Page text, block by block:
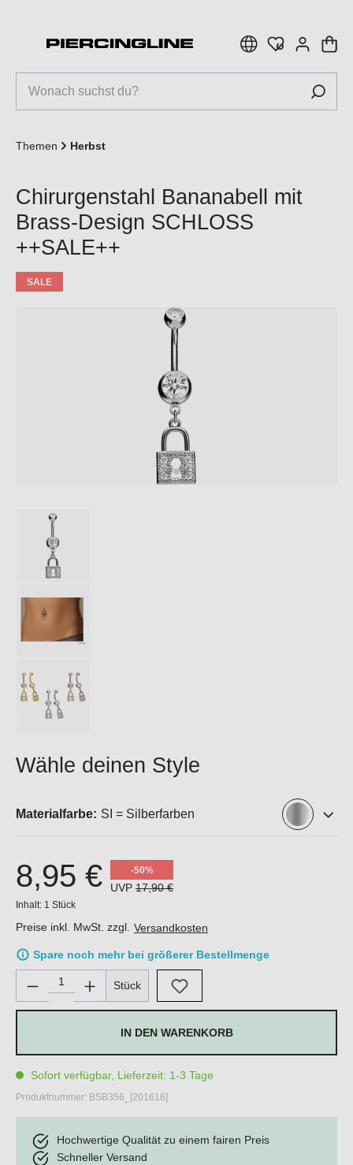
Themen Herbst
Chirurgenstahl Bananabell mit
Brass-Design SCHLOSS
++SALE++
SALE
Wähle deinen Style
Materialfarbe: SI = Silberfarben
8,95 € -50%
UVP 17,90 €
Inhalt: 1 Stück
Preise inkl. MwSt. zzgl. Versandkosten
Spare noch mehr bei größerer Bestellmenge
Produkt Anzahl: Gib den gewünschten Wert ein oder
Stück
IN DEN WARENKORB
Sofort verfügbar, Lieferzeit: 1-3 Tage
Produktnummer: BSB356_[201616]
Hochwertige Qualität zu einem fairen Preis
Schneller Versand